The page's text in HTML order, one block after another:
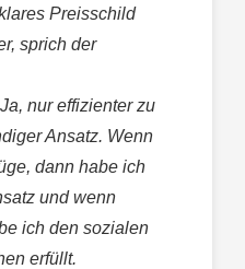
Preisschild
sprich der
Ja, nur effizienter zu
Ansatz. Wenn
dann habe ich
und wenn
ich den sozialen
erfüllt.